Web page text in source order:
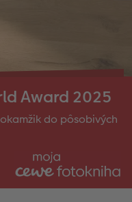
Award 2025
do pôsobivých